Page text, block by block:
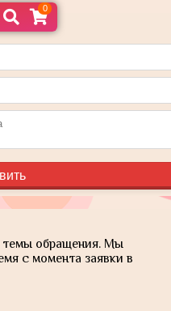
темы обращения. Мы
с момента заявки в
0